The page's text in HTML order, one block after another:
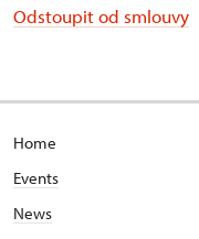
Odstoupit od smlouvy
Home
Events
News